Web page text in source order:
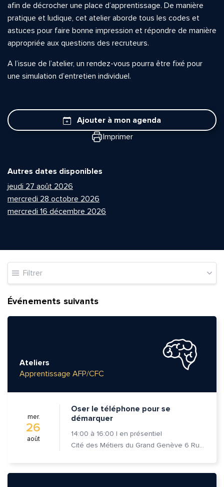
afin de décrocher une place d’apprentissage. De manière
pratique et ludique, cet atelier aborde tous les codes et
astuces pour faire bonne impression et répondre de manière
appropriée aux questions des recruteurs.
A l’issue de l’atelier, un rendez-vous pourra être fixé pour
une simulation d’entretien individuel.
Ajouter à mon agenda
Imprimer
Autres dates disponibles
jeudi 27 août 2026
mercredi 28 octobre 2026
mercredi 16 décembre 2026
Filtrer
Événements suivants
Ateliers
Apprentissage AFP/CFC
mer.
26
août
Oser le téléphone pour se
démarquer
14:00 à 16:00 | en présentiel
Cité des Métiers du Grand Genève 6 Rue Prévost-Martin 1205 Genève